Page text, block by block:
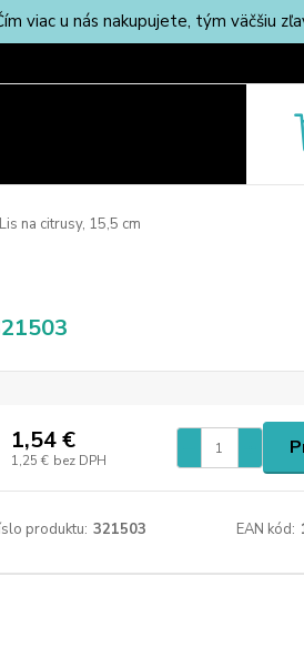
viac u nás nakupujete, tým väčšiu
Lis na citrusy, 15,5 cm
1,54 €
1,25 € bez DPH
produktu: 321503 EAN kód: